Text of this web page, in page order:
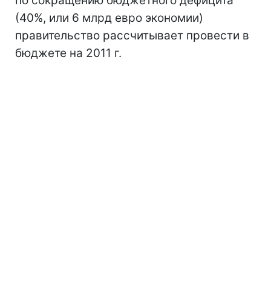
(40%, или 6 млрд евро экономии)
правительство рассчитывает провести в
бюджете на 2011 г.